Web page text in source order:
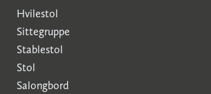
Hvilestol
Sittegruppe
Stablestol
Stol
Salongbord